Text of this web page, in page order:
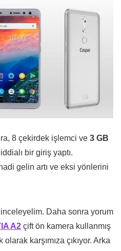
8 çekirdek işlemci ve 3 GB
bir giriş yaptı.
hadi gelin artı ve eksi yönlerini
Daha sonra yorum
A2 çift ön kamera kullanmış
karşımıza çıkıyor. Arka